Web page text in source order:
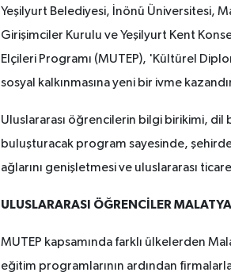
Yeşilyurt Belediyesi, İnönü Üniversitesi,
Girişimciler Kurulu ve Yeşilyurt Kent
Elçileri Programı (MUTEP), 'Kültürel
sosyal kalkınmasına yeni bir ivme
Uluslararası öğrencilerin bilgi birikimi,
buluşturacak program sayesinde,
ağlarını genişletmesi ve uluslararası
ULUSLARARASI ÖĞRENCİLER
MUTEP kapsamında farklı ülkelerden
eğitim programlarının ardından